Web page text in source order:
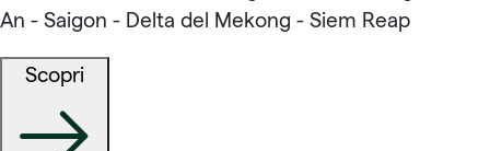
An - Saigon - Delta del Mekong - Siem Reap
Scopri